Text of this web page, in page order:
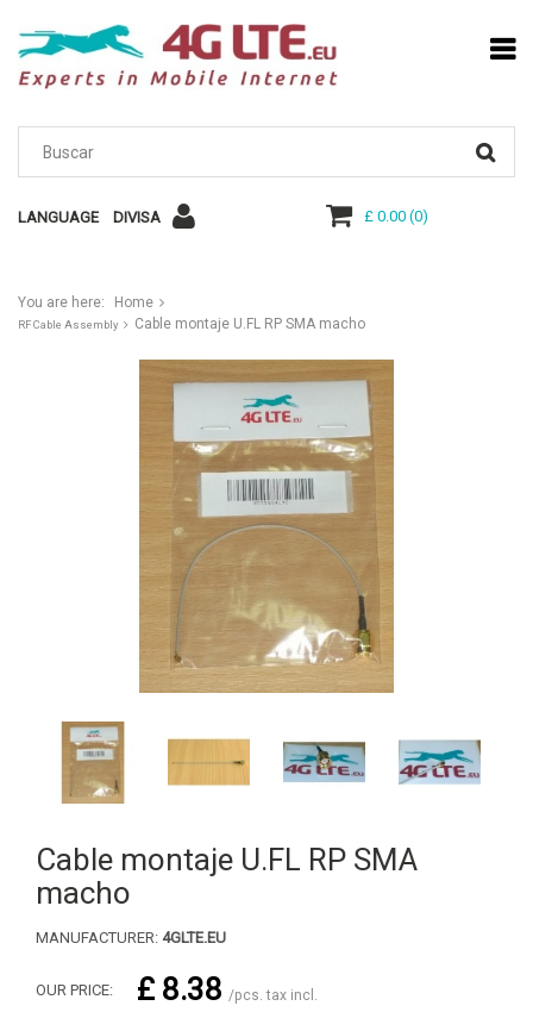
LANGUAGE DIVISA £ 0.00(0)
You are here: Home
RF Cable Assembly Cable montaje U.FL RP SMA macho
Cable montaje U.FL RP SMA
macho
MANUFACTURER: 4GLTE.EU
OUR PRICE: £ 8.38 /pcs. tax incl.